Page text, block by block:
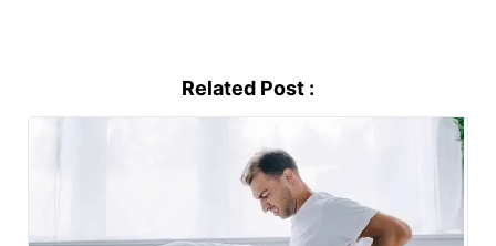
Related Post :